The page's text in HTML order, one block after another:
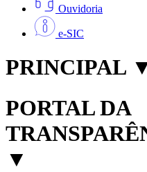
Ouvidoria
e-SIC
PRINCIPAL
PORTAL DA
▼